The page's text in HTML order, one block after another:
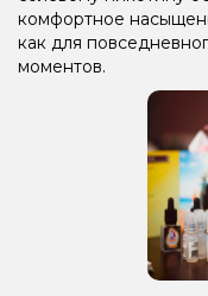
комфортное
как для
моментов.